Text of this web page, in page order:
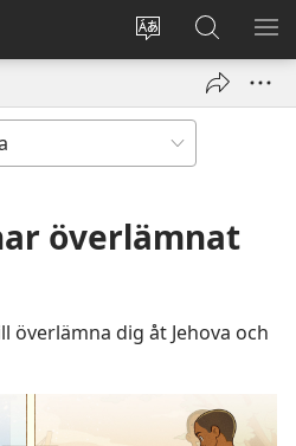
Ändra
webbplatsens
Logga
fönster)
Sök
på
jw.org
överlämnat
överlämna dig åt Jehova och